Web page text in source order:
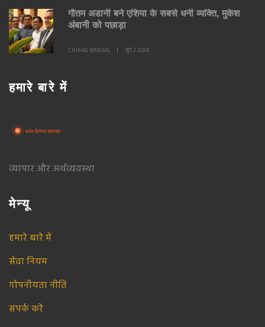
गौतम अडानी बने एशिया के सबसे धनी व्यक्ति, मुकेश
अंबानी को पछाड़ा
CHIRAG BANSAL जून 2 2024
हमारे बारे में
व्यापार और अर्थव्यवस्था
मेन्यू
हमारे बारे में
सेवा नियम
गोपनीयता नीति
संपर्क करें